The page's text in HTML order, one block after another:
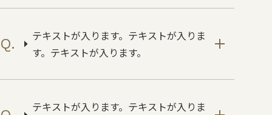
テキストが入ります。テキストが入りま
す。テキストが入ります。
テキストが入ります。テキストが入りま